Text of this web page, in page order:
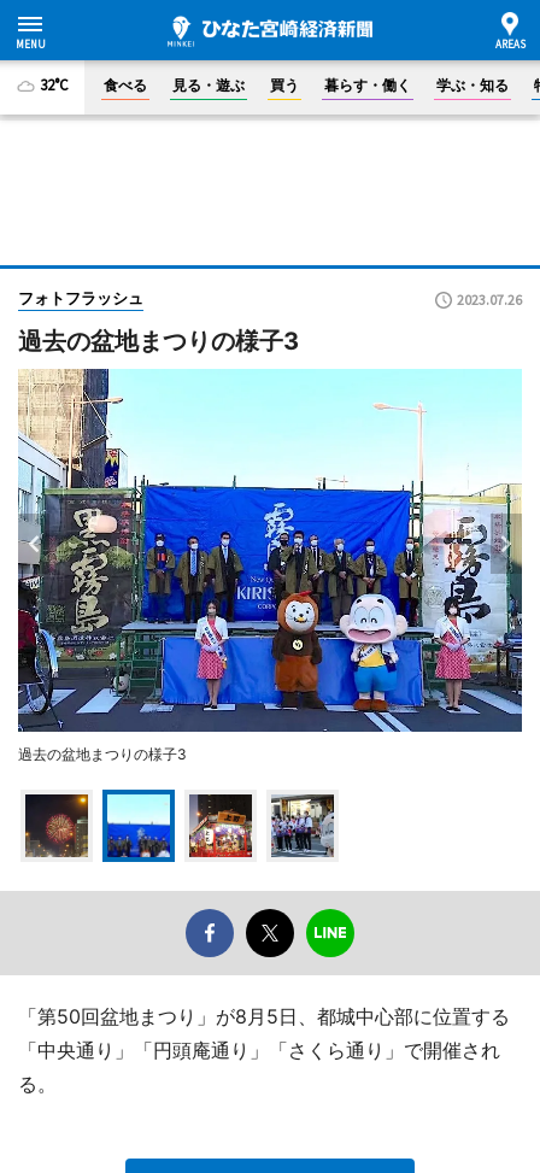
32°C 食べる 見る・遊ぶ 買う 暮らす・働く 学ぶ・知る
フォトフラッシュ 2023.07.26
過去の盆地まつりの様子3
過去の盆地まつりの様子3
「第50回盆地まつり」が8月5日、都城中心部に位置する
「中央通り」「円頭庵通り」「さくら通り」で開催され
る。